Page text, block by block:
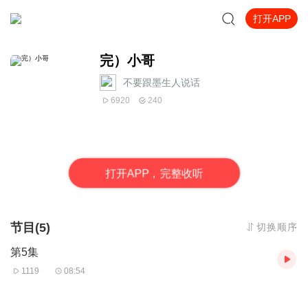
打开APP
完）小哥
不要跟墨生人说话
6920 240
打开APP，完整收听
节目(5) 切换顺序
第5集
1119 08:54